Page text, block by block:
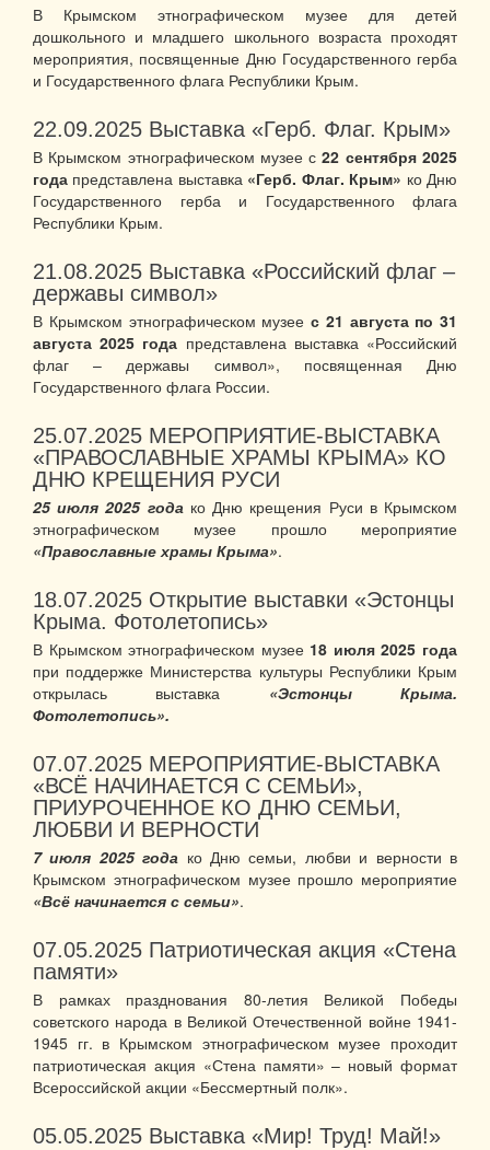
В Крымском этнографическом музее для детей
дошкольного и младшего школьного возраста проходят
мероприятия, посвященные Дню Государственного герба
и Государственного флага Республики Крым.
22.09.2025 Выставка «Герб. Флаг. Крым»
В Крымском этнографическом музее с22 сентября 2025
года представлена выставка «Герб. Флаг. Крым» ко Дню
Государственного герба и Государственного флага
Республики Крым.
21.08.2025 Выставка «Российский флаг –
державы символ»
В Крымском этнографическом музее с 21 августа по 31
августа 2025 года представлена выставка «Российский
флаг – державы символ», посвященная Дню
Государственного флага России.
25.07.2025 МЕРОПРИЯТИЕ-ВЫСТАВКА
«ПРАВОСЛАВНЫЕ ХРАМЫ КРЫМА» КО
ДНЮ КРЕЩЕНИЯ РУСИ
25 июля 2025 года ко Дню крещения Руси в Крымском
этнографическом музее прошло мероприятие
«Православные храмы Крыма».
18.07.2025 Открытие выставки «Эстонцы
Крыма. Фотолетопись»
В Крымском этнографическом музее 18 июля 2025 года
при поддержке Министерства культуры Республики Крым
открылась выставка «Эстонцы Крыма.
Фотолетопись».
07.07.2025 МЕРОПРИЯТИЕ-ВЫСТАВКА
«ВСЁ НАЧИНАЕТСЯ С СЕМЬИ»,
ПРИУРОЧЕННОЕ КО ДНЮ СЕМЬИ,
ЛЮБВИ И ВЕРНОСТИ
7 июля 2025 года ко Дню семьи, любви и верности в
Крымском этнографическом музее прошло мероприятие
«Всё начинается с семьи».
07.05.2025 Патриотическая акция «Стена
памяти»
В рамках празднования 80-летия Великой Победы
советского народа в Великой Отечественной войне 1941-
1945 гг. в Крымском этнографическом музее проходит
патриотическая акция «Стена памяти» – новый формат
Всероссийской акции «Бессмертный полк».
05.05.2025 Выставка «Мир! Труд! Май!»